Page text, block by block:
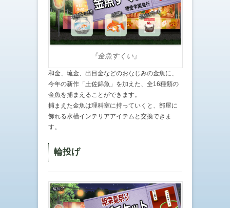
『金魚すくい』
和金、琉金、出目金などのおなじみの金魚に、
今年の新作「土佐錦魚」を加えた、全16種類の
金魚を捕まえることができます。
捕まえた金魚は理科室に持っていくと、部屋に
飾れる水槽インテリアアイテムと交換できま
す。
輪投げ